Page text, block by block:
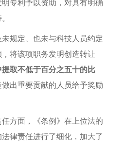
规定、也未与科技人员约定
将该项职务发明创造转让
取不低于百分之五十的比
做出重要贡献的人员给予奖励
方面，《条例》在上位法的
律责任进行了细化，加大了